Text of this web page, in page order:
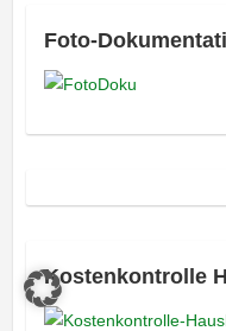
Foto-
Kostenkontrolle